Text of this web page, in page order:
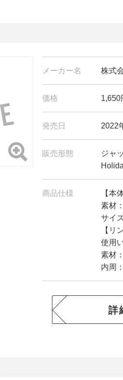
メーカー名 株式
価格 1,650
発売日 2022
販売形態
ジャ
商品仕様
【本
素材
サイ
【リ
使用
素材
内周
詳